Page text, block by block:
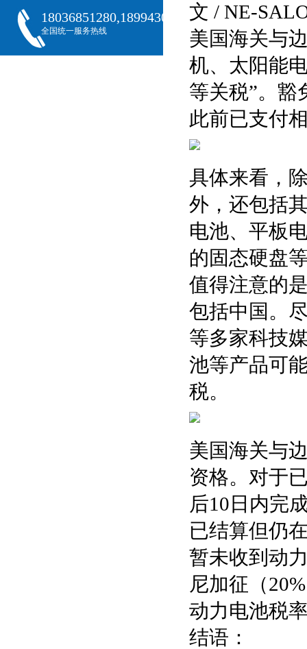
18036851280,18994301288,18068407382
全国统一服务热线
文 / NE-
美国海关与
机、太阳能
等关税”。豁
此前已支付
具体来看，
外，还包括
电池、平板
的固态硬盘
值得注意的
包括中国。
等多家科技
池等产品可
税。
美国海关与
资格。对于
后10日内完
已结算但仍
暂未收到动
尼加征（
动力电池税
结语：